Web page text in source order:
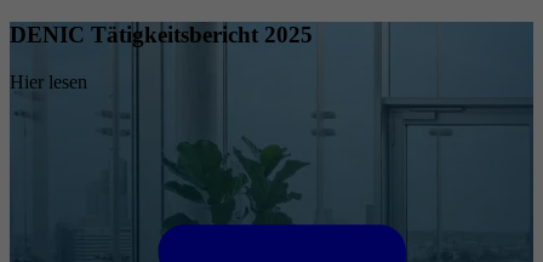
DENIC Tätigkeitsbericht 2025
Hier lesen